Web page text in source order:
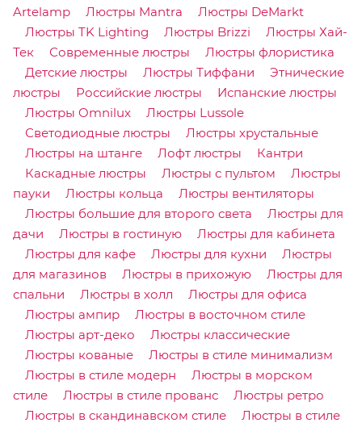
Artelamp
Люстры Mantra
Люстры DeMarkt
Люстры TK Lighting
Люстры Brizzi
Люстры Хай-
Тек
Современные люстры
Люстры флористика
Детские люстры
Люстры Тиффани
Этнические
люстры
Российские люстры
Испанские люстры
Люстры Omnilux
Люстры Lussole
Светодиодные люстры
Люстры хрустальные
Люстры на штанге
Лофт люстры
Кантри
Каскадные люстры
Люстры с пультом
Люстры
пауки
Люстры кольца
Люстры вентиляторы
Люстры большие для второго света
Люстры для
дачи
Люстры в гостиную
Люстры для кабинета
Люстры для кафе
Люстры для кухни
Люстры
для магазинов
Люстры в прихожую
Люстры для
спальни
Люстры в холл
Люстры для офиса
Люстры ампир
Люстры в восточном стиле
Люстры арт-деко
Люстры классические
Люстры кованые
Люстры в стиле минимализм
Люстры в стиле модерн
Люстры в морском
стиле
Люстры в стиле прованс
Люстры ретро
Люстры в скандинавском стиле
Люстры в стиле